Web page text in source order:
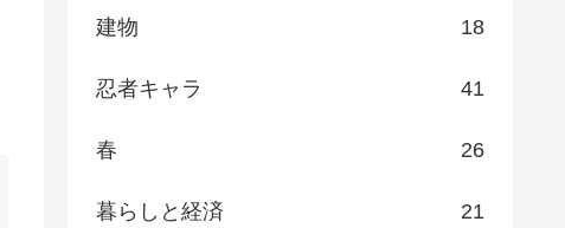
建物 18
忍者キャラ 41
春 26
暮らしと経済 21